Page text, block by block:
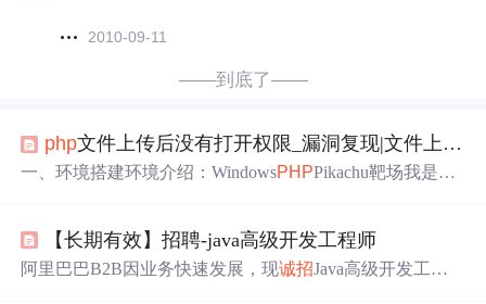
2010-09-11
——到底了——
php文件上传后没有打开权限_漏洞复现|文件上传漏洞利用方式与原理概述
一、环境搭建环境介绍：WindowsPHPPikachu靶场我是在
s://github.com/zhuifengshaonianhanlu/pikachu文件上传漏洞：
文件上传漏洞是指由于程序员
在对用户文件上传部分的控
【长期有效】招聘-java高级开发工程师
阿里巴巴B2B因业务快速发展，现诚招Java高级开发工程